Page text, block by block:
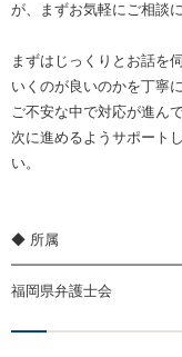
が、まずお気軽にご相談
まずはじっくりとお話を
いくのが良いのかを丁寧
ご不安な中で対応が進ん
次に進めるようサポート
い。
◆ 所属
福岡県弁護士会